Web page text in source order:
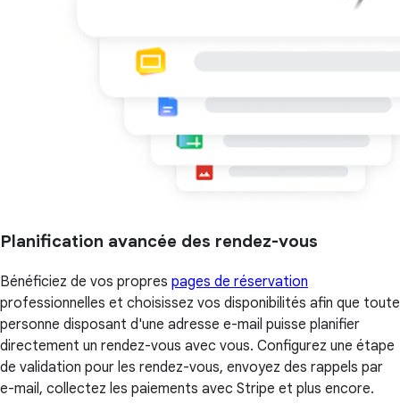
Planification avancée des rendez-vous
Bénéficiez de vos propres pages de réservation
professionnelles et choisissez vos disponibilités afin que toute
personne disposant d'une adresse e-mail puisse planifier
directement un rendez-vous avec vous. Configurez une étape
de validation pour les rendez-vous, envoyez des rappels par
e-mail, collectez les paiements avec Stripe et plus encore.